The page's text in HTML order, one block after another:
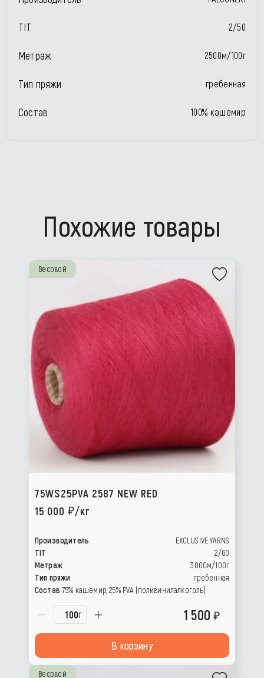
TIT 2/50
Метраж 2500м/100г
Тип пряжи гребенная
Состав 100% кашемир
Похожие товары
Весовой
75WS25PVA 2587 NEW RED
15 000
/кг
Производитель
EXCLUSIVE YARNS
TIT
2/60
Метраж
3000м/100г
Тип пряжи
гребенная
Состав 75% кашемир, 25% РVА (поливинилалкоголь)
г 1 500
В корзину
Весовой